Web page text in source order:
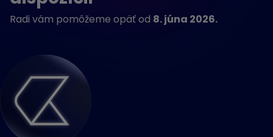
Radi vám pomôžeme opäť od 8. júna 2026.